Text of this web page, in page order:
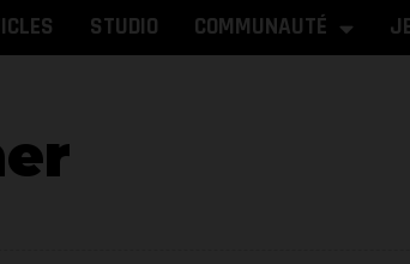
STUDIO COMMUNAUTÉ